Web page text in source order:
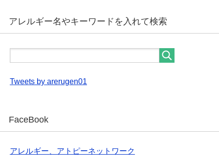
アレルギー名やキーワードを入れて検索
Tweets by arerugen01
FaceBook
アレルギー、アトピーネットワーク